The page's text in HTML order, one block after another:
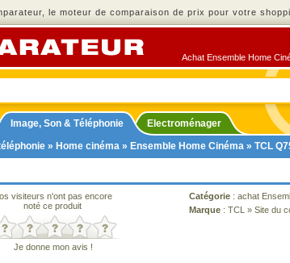
le moteur de comparaison de prix pour votre
Achat Ensemble Home
Image, Son & Téléphonie
Electroménager
» Home cinéma » Ensemble Home Cinéma » TCL
visiteurs n'ont pas encore
noté ce produit
Je donne mon avis !
Catégorie : achat
Marque : TCL » Site du